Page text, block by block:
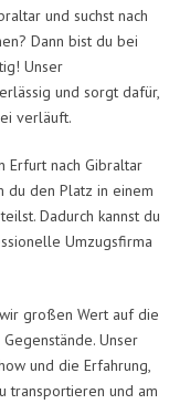
und suchst nach
Dann bist du bei
Unser
und sorgt dafür,
verläuft.
Erfurt nach Gibraltar
du den Platz in einem
Dadurch kannst du
Umzugsfirma
großen Wert auf die
Unser
und die Erfahrung,
transportieren und am